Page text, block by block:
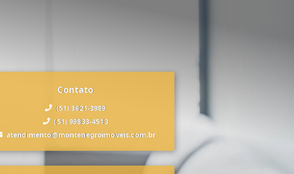
Contato
(51) 3621-3989
(51) 99833-4513
atendimento@montenegroimoveis.com.br